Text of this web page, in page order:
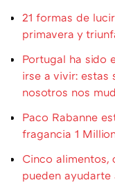
21 formas de
primavera y
Portugal ha sido
irse a vivir: estas
nosotros nos
Paco Rabanne
fragancia 1
Cinco alimentos,
pueden ayudarte